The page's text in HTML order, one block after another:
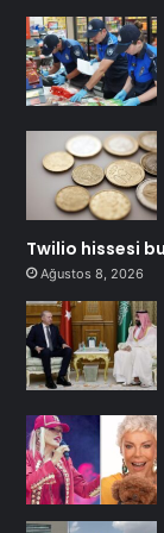
Twilio hissesi
Ağustos 8, 2026